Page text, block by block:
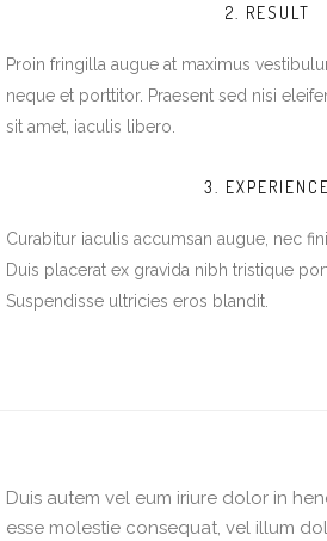
2. RESULT
Proin fringilla augue at maximus
neque et porttitor. Praesent sed nisi
sit amet, iaculis libero.
3. EXPERIENCE
Curabitur iaculis accumsan augue, nec
Duis placerat ex gravida nibh tristique
Suspendisse ultricies eros blandit.
Duis autem vel eum iriure dolor in
esse molestie consequat, vel illum